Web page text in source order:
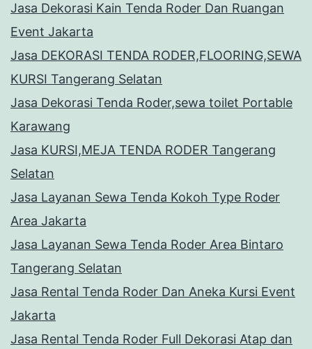
Jasa Dekorasi Kain Tenda Roder Dan Ruangan
Event Jakarta
Jasa DEKORASI TENDA RODER,FLOORING,SEWA
KURSI Tangerang Selatan
Jasa Dekorasi Tenda Roder,sewa toilet Portable
Karawang
Jasa KURSI,MEJA TENDA RODER Tangerang
Selatan
Jasa Layanan Sewa Tenda Kokoh Type Roder
Area Jakarta
Jasa Layanan Sewa Tenda Roder Area Bintaro
Tangerang Selatan
Jasa Rental Tenda Roder Dan Aneka Kursi Event
Jakarta
Jasa Rental Tenda Roder Full Dekorasi Atap dan